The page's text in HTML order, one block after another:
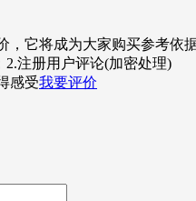
它将成为大家购买参考依据
2.注册用户评论(加密处理)
感受我要评价